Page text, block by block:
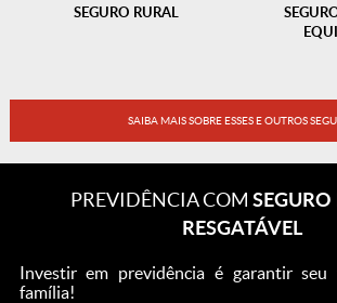
SEGURO RURAL
SAIBA MAIS SOBRE ESSES E OUTROS
PREVIDÊNCIA COM
RESGATÁVEL
Investir em previdência é garantir
família!